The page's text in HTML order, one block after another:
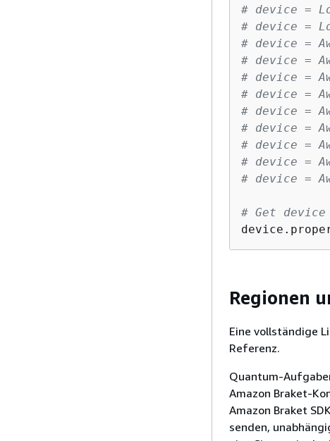
# device =
# device =
# device =
# device =
# device =
# device =
# device =
# device =
# device =
# device =
# device =
# Get
Regionen
Eine vollständige
Referenz.
Quantum-
Amazon Braket-
Amazon Braket
senden,